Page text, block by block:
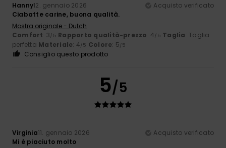
Hanny12. gennaio 2026
Acquisto verificato
Ciabatte carine, buona qualità.
Mostra originale - Dutch
Comfort: 3/5 Rapporto qualità-prezzo: 4/5 Taglia: Taglia
perfetta Materiale: 4/5 Colore: 5/5
Consiglio questo prodotto
5/5
Virginia11. gennaio 2026
Acquisto verificato
Mi è piaciuto molto